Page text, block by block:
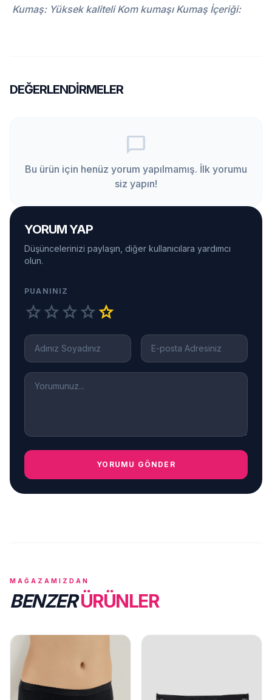
Kumaş: Yüksek kaliteli Kom kumaşı Kumaş İçeriği:
DEĞERLENDIRMELER
chat_bubble_outline
Bu ürün için henüz yorum yapılmamış. İlk yorumu
siz yapın!
YORUM YAP
Düşüncelerinizi paylaşın, diğer kullanıcılara yardımcı
olun.
PUANINIZ
starstarstarstarstar
YORUMU GÖNDER
MAĞAZAMIZDAN
BENZERÜRÜNLER